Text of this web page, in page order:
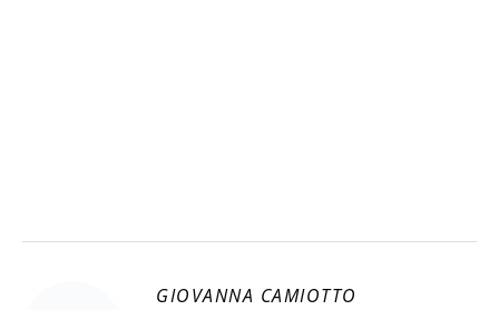
GIOVANNA CAMIOTTO